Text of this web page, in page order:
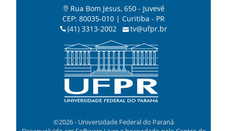
Rua Bom Jesus, 650 - Juvevê
CEP: 80035-010 | Curitiba - PR
(41) 3313-2002
tv@ufpr.br
©2026 - Universidade Federal do Paraná